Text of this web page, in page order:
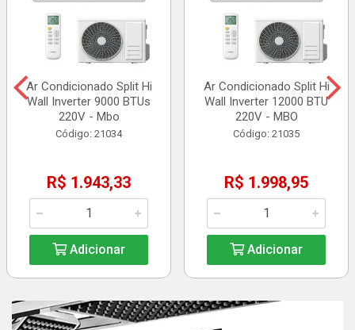
Ar Condicionado Split Hi
Wall Inverter 9000 BTUs
220V - Mbo
Código: 21034
R$ 1.943,33
Adicionar
Ar Condicionado Split Hi
Wall Inverter 12000 BTU
220V - MBO
Código: 21035
R$ 1.998,95
Adicionar